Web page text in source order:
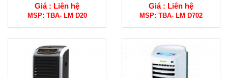
Giá : Liên hệ
MSP: TBA- LM D20
Giá : Liên hệ
MSP: TBA- LM D702